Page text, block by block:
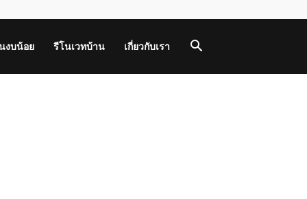
งบน้อย รีโนเวทบ้าน เกี่ยวกับเรา